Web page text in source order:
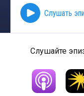
Слушать
Слушайте